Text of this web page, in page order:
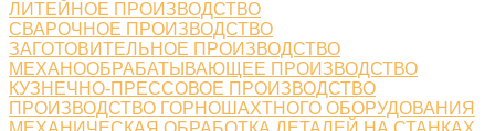
ЛИТЕЙНОЕ ПРОИЗВОДСТВО
СВАРОЧНОЕ ПРОИЗВОДСТВО
ЗАГОТОВИТЕЛЬНОЕ ПРОИЗВОДСТВО
МЕХАНООБРАБАТЫВАЮЩЕЕ ПРОИЗВОДСТВО
КУЗНЕЧНО-ПРЕССОВОЕ ПРОИЗВОДСТВО
ПРОИЗВОДСТВО ГОРНОШАХТНОГО ОБОРУДОВАНИЯ